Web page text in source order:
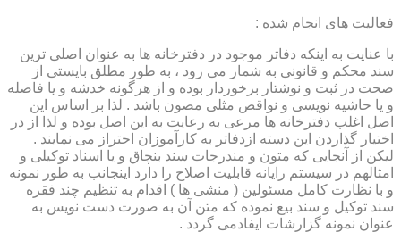
فعالیت های انجام شده :
با عنایت به اینکه دفاتر موجود در دفترخانه ها به عنوان اصلی ترین
سند محکم و قانونی به شمار می رود ، به طور مطلق بایستی از
صحت در ثبت و نوشتار برخوردار بوده و از هرگونه خدشه و یا فاصله
و یا حاشیه نویسی و نواقص مثلی مصون باشد . لذا بر اساس این
اصل اغلب دفترخانه ها مرعی به رعایت به این اصل بوده و لذا از در
اختیار گذاردن این دسته ازدفاتر به کارآموزان احتراز می نمایند .
لیکن از آنجایی که متون و مندرجات سند بنچاق و یا اسناد توکیلی و
امثالهم در سیستم رایانه قابلیت اصلاح را دارد اینجانب به طور نمونه
و با نظارت کامل مسئولین ( منشی ها ) اقدام به تنظیم چند فقره
سند توکیل و سند بیع نموده که متن آن به صورت دست نویس به
عنوان نمونه گزارشات ایفادمی گردد .